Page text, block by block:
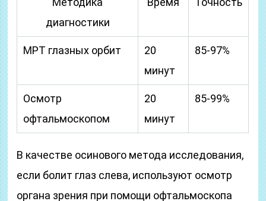
диагностики
МРТ глазных орбит
20
минут
85-97%
Осмотр
офтальмоскопом
20
минут
85-99%
В качестве осинового метода исследования,
если болит глаз слева, используют осмотр
органа зрения при помощи офтальмоскопа